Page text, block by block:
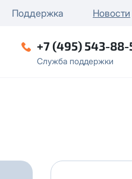
Поддержка Новости
+7 (495) 543-88-
Служба поддержки